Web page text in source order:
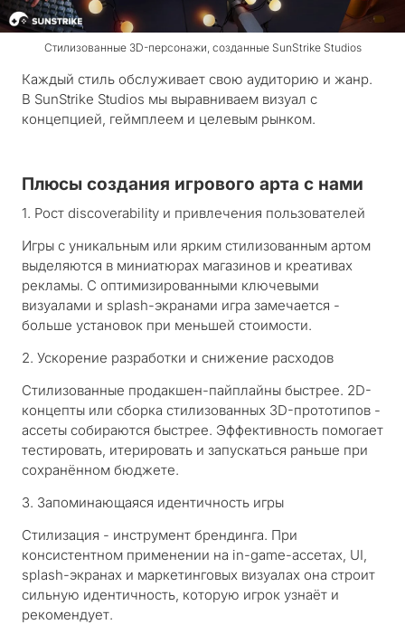
Стилизованные 3D-персонажи, созданные SunStrike Studios
Каждый стиль обслуживает свою аудиторию и жанр.
В SunStrike Studios мы выравниваем визуал с
концепцией, геймплеем и целевым рынком.
Плюсы создания игрового арта с нами
1. Рост discoverability и привлечения пользователей
Игры с уникальным или ярким стилизованным артом
выделяются в миниатюрах магазинов и креативах
рекламы. С оптимизированными ключевыми
визуалами и splash-экранами игра замечается -
больше установок при меньшей стоимости.
2. Ускорение разработки и снижение расходов
Стилизованные продакшен-пайплайны быстрее. 2D-
концепты или сборка стилизованных 3D-прототипов -
ассеты собираются быстрее. Эффективность помогает
тестировать, итерировать и запускаться раньше при
сохранённом бюджете.
3. Запоминающаяся идентичность игры
Стилизация - инструмент брендинга. При
консистентном применении на in-game-ассетах, UI,
splash-экранах и маркетинговых визуалах она строит
сильную идентичность, которую игрок узнаёт и
рекомендует.